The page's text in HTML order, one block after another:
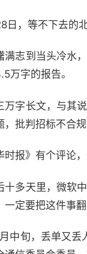
日，等不下去的
满志到当头冷水
万字的报告。
万字长文，与其
，批判招标不合
时报》有个评论
十多天里，微软
一定要把这件事翻
中旬，丢单又丢